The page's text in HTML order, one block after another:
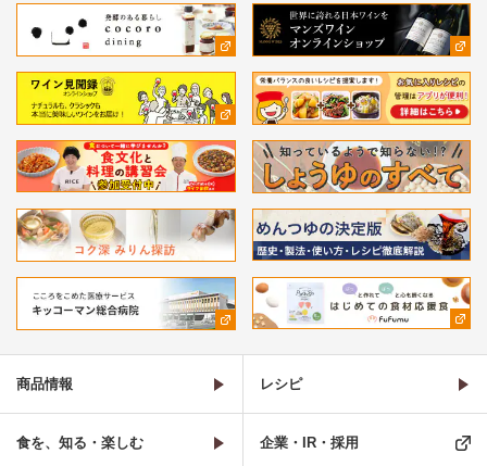
商品情報 レシピ
食を、知る・楽しむ 企業・IR・採用